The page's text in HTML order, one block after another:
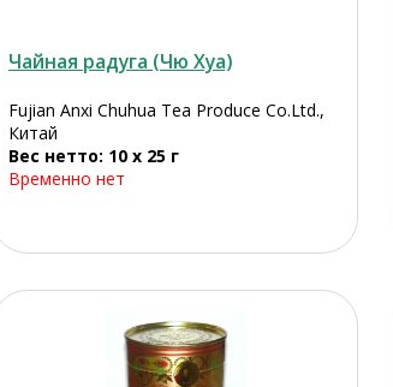
Чайная радуга (Чю Хуа)
Fujian Anxi Chuhua Tea Produce Co.Ltd.,
Китай
Вес нетто: 10 x 25 г
Временно нет